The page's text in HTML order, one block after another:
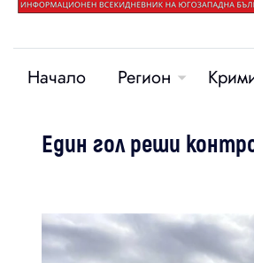
Начало Регион
Един гол реши